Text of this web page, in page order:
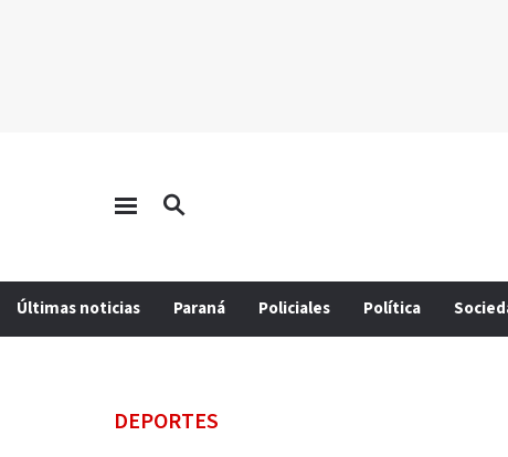
Últimas noticias Paraná Policiales Política
DEPORTES